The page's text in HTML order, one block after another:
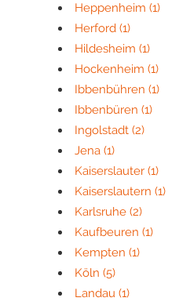
Heppenheim (1)
Herford (1)
Hildesheim (1)
Hockenheim (1)
Ibbenbühren (1)
Ibbenbüren (1)
Ingolstadt (2)
Jena (1)
Kaiserslauter (1)
Kaiserslautern (1)
Karlsruhe (2)
Kaufbeuren (1)
Kempten (1)
Köln (5)
Landau (1)